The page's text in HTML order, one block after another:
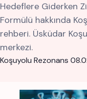
Hedeflere Giderken
Formülü hakkında
rehberi. Üsküdar
merkezi.
Koşuyolu Rezonans